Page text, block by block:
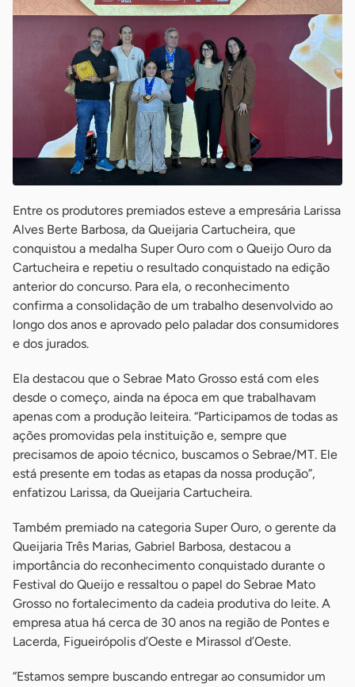
Entre os produtores premiados esteve a empresária Larissa
Alves Berte Barbosa, da Queijaria Cartucheira, que
conquistou a medalha Super Ouro com o Queijo Ouro da
Cartucheira e repetiu o resultado conquistado na edição
anterior do concurso. Para ela, o reconhecimento
confirma a consolidação de um trabalho desenvolvido ao
longo dos anos e aprovado pelo paladar dos consumidores
e dos jurados.
Ela destacou que o Sebrae Mato Grosso está com eles
desde o começo, ainda na época em que trabalhavam
apenas com a produção leiteira. “Participamos de todas as
ações promovidas pela instituição e, sempre que
precisamos de apoio técnico, buscamos o Sebrae/MT. Ele
está presente em todas as etapas da nossa produção”,
enfatizou Larissa, da Queijaria Cartucheira.
Também premiado na categoria Super Ouro, o gerente da
Queijaria Três Marias, Gabriel Barbosa, destacou a
importância do reconhecimento conquistado durante o
Festival do Queijo e ressaltou o papel do Sebrae Mato
Grosso no fortalecimento da cadeia produtiva do leite. A
empresa atua há cerca de 30 anos na região de Pontes e
Lacerda, Figueirópolis d’Oeste e Mirassol d’Oeste.
“Estamos sempre buscando entregar ao consumidor um